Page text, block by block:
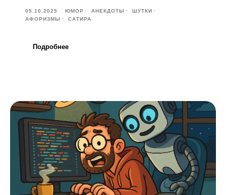
05.10.2025 ЮМОР АНЕКДОТЫ
ШУТКИ
АФОРИЗМЫ
САТИРА
Подробнее